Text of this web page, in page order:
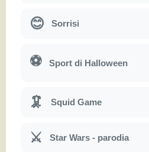
😊 Sorrisi
⚽ Sport di Halloween
🦑 Squid Game
⚔ Star Wars - parodia